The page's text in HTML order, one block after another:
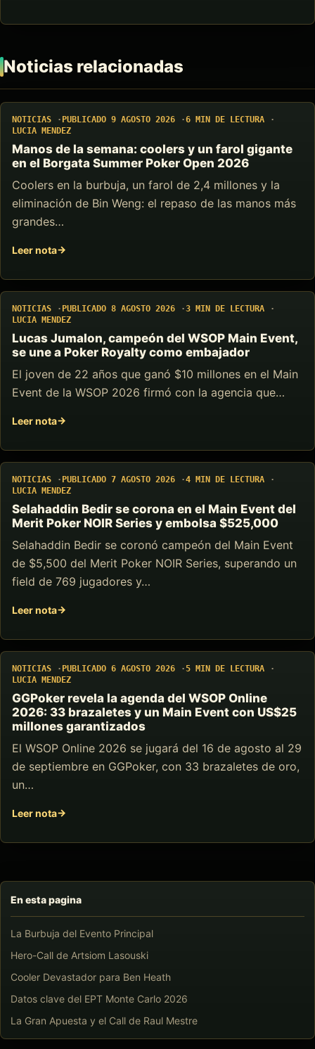
En esta pagina
La Burbuja del Evento Principal
Hero-Call de Artsiom Lasouski
Cooler Devastador para Ben Heath
Datos clave del EPT Monte Carlo 2026
La Gran Apuesta y el Call de Raul Mestre
Noticias relacionadas
NOTICIAS PUBLICADO 9 AGOSTO 2026
6 MIN DE LECTURA
LUCIA MENDEZ
Manos de la semana: coolers y un farol gigante
en el Borgata Summer Poker Open 2026
Coolers en la burbuja, un farol de 2,4 millones y la
eliminación de Bin Weng: el repaso de las manos más
grandes…
Leer nota
NOTICIAS PUBLICADO 8 AGOSTO 2026
3 MIN DE LECTURA
LUCIA MENDEZ
Lucas Jumalon, campeón del WSOP Main Event,
se une a Poker Royalty como embajador
El joven de 22 años que ganó $10 millones en el Main
Event de la WSOP 2026 firmó con la agencia que…
Leer nota
NOTICIAS PUBLICADO 7 AGOSTO 2026
4 MIN DE LECTURA
LUCIA MENDEZ
Selahaddin Bedir se corona en el Main Event del
Merit Poker NOIR Series y embolsa $525,000
Selahaddin Bedir se coronó campeón del Main Event
de $5,500 del Merit Poker NOIR Series, superando un
field de 769 jugadores y…
Leer nota
NOTICIAS PUBLICADO 6 AGOSTO 2026
5 MIN DE LECTURA
LUCIA MENDEZ
GGPoker revela la agenda del WSOP Online
2026: 33 brazaletes y un Main Event con US$25
millones garantizados
El WSOP Online 2026 se jugará del 16 de agosto al 29
de septiembre en GGPoker, con 33 brazaletes de oro,
un…
Leer nota